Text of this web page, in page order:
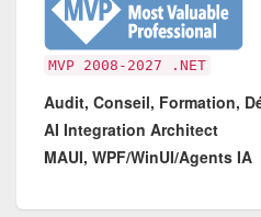
MVP 2008-2027 .NET
Audit, Conseil, Formation,
AI Integration Architect
MAUI, WPF/WinUI/Agents IA